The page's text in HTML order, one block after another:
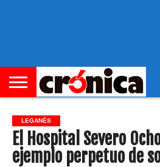
LEGANÉS
El Hospital Severo
ejemplo perpetuo de